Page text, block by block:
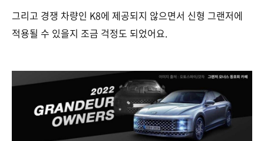
그리고 경쟁 차량인 K8에 제공되지 않으면서 신형 그랜저에
적용될 수 있을지 조금 걱정도 되었어요.